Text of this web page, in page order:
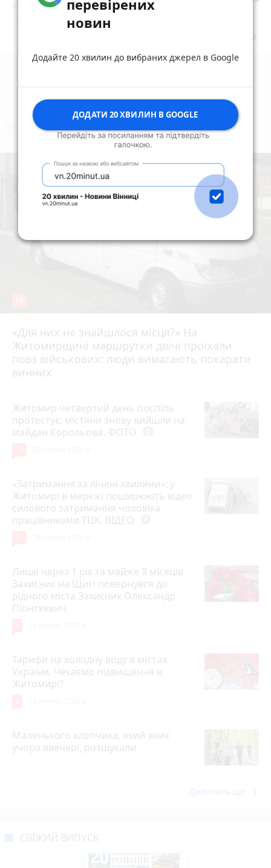
Вчора о 14:41
Найчастішекоментують
«Для них не знайшлося місця?» На
Житомирщині маршрутки двічі проїхали
повз військових: люди вимагають покарати
винних
17 липня 2026 р.
Житомир четвертий день поспіль
протестує: містяни знову вийшли на
майдан Корольова. ФОТО
«Затримання за лічені хвилини»: у
Житомирі в мережі поширюють відео
силового затримання чоловіка
працівниками ТЦК. ВІДЕО
Лише через 1 рік та майже 8 місяців
Захисник на Щиті повернувся до
рідного міста Захисник Олександр
Піонткевич
Тарифи на холодну воду в містах
України. Чекаємо підвищення в
Житомирі?
Маленького хлопчика, який зник
учора ввечері, розшукали
перевірених
новин
Додайте 20 хвилин до вибраних джерел в Google
ДОДАТИ 20 ХВИЛИН В GOOGLE